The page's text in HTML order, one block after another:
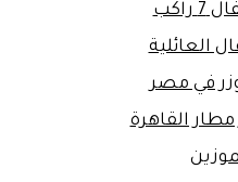
راكب
العائلية
في مصر
مطار القاهرة